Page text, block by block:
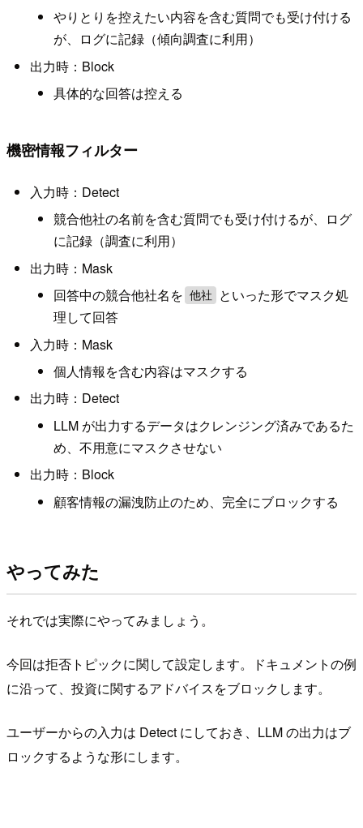
やりとりを控えたい内容を含む質問でも受け付ける
が、ログに記録（傾向調査に利用）
出力時：Block
具体的な回答は控える
機密情報フィルター
入力時：Detect
競合他社の名前を含む質問でも受け付けるが、ログ
に記録（調査に利用）
出力時：Mask
回答中の競合他社名を 他社
といった形でマスク処
理して回答
入力時：Mask
個人情報を含む内容はマスクする
出力時：Detect
LLM が出力するデータはクレンジング済みであるた
め、不用意にマスクさせない
出力時：Block
顧客情報の漏洩防止のため、完全にブロックする
やってみた
それでは実際にやってみましょう。
今回は拒否トピックに関して設定します。ドキュメントの例
に沿って、投資に関するアドバイスをブロックします。
ユーザーからの入力は Detect にしておき、LLM の出力はブ
ロックするような形にします。